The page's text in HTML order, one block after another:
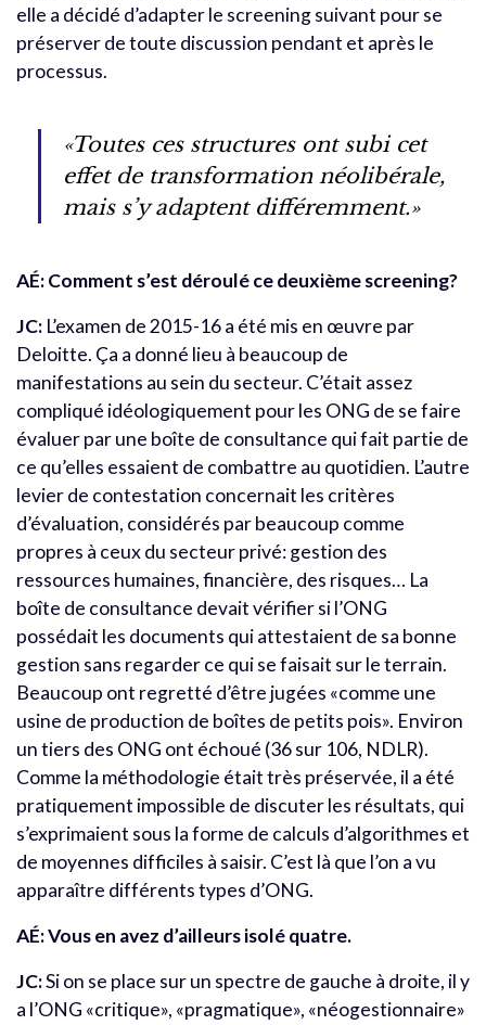
elle a décidé d’adapter le screening suivant pour se
préserver de toute discussion pendant et après le
processus.
«Toutes ces structures ont subi cet
effet de transformation néolibérale,
mais s’y adaptent différemment.»
AÉ: Comment s’est déroulé ce deuxième screening?
JC: L’examen de 2015-16 a été mis en œuvre par
Deloitte. Ça a donné lieu à beaucoup de
manifestations au sein du secteur. C’était assez
compliqué idéologiquement pour les ONG de se faire
évaluer par une boîte de consultance qui fait partie de
ce qu’elles essaient de combattre au quotidien. L’autre
levier de contestation concernait les critères
d’évaluation, considérés par beaucoup comme
propres à ceux du secteur privé: gestion des
ressources humaines, financière, des risques… La
boîte de consultance devait vérifier si l’ONG
possédait les documents qui attestaient de sa bonne
gestion sans regarder ce qui se faisait sur le terrain.
Beaucoup ont regretté d’être jugées «comme une
usine de production de boîtes de petits pois». Environ
un tiers des ONG ont échoué (36 sur 106, NDLR).
Comme la méthodologie était très préservée, il a été
pratiquement impossible de discuter les résultats, qui
s’exprimaient sous la forme de calculs d’algorithmes et
de moyennes difficiles à saisir. C’est là que l’on a vu
apparaître différents types d’ONG.
AÉ: Vous en avez d’ailleurs isolé quatre.
JC:Si on se place sur un spectre de gauche à droite, il y
a l’ONG «critique», «pragmatique», «néogestionnaire»